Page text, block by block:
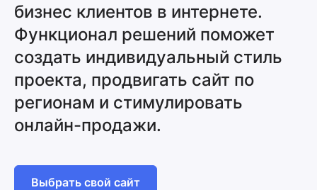
бизнес клиентов в интернете.
Функционал решений поможет
создать индивидуальный стиль
проекта, продвигать сайт по
регионам и стимулировать
онлайн-продажи.
Выбрать свой сайт